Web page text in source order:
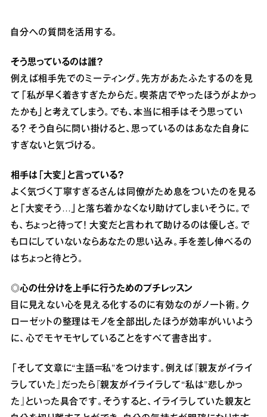
自分への質問を活用する。
そう思っているのは誰？
例えば相手先でのミーティング。先方があたふたするのを見
て「私が早く着きすぎたからだ。喫茶店でやったほうがよかっ
たかも」と考えてしまう。でも、本当に相手はそう思ってい
る？ そう自らに問い掛けると、思っているのはあなた自身に
すぎないと気づける。
相手は「大変」と言っている？
よく気づく丁寧すぎるさんは同僚がため息をついたのを見る
と「大変そう…」と落ち着かなくなり助けてしまいそうに。で
も、ちょっと待って！ 大変だと言われて助けるのは優しさ。で
も口にしていないならあなたの思い込み。手を差し伸べるの
はちょっと待とう。
◎心の仕分けを上手に行うためのプチレッスン
目に見えない心を見える化するのに有効なのがノート術。ク
ローゼットの整理はモノを全部出したほうが効率がいいよう
に、心でモヤモヤしていることをすべて書き出す。
「そして文章に“主語＝私”をつけます。例えば『親友がイライ
ラしていた』だったら『親友がイライラして“私は”悲しかっ
た』といった具合です。そうすると、イライラしていた親友と